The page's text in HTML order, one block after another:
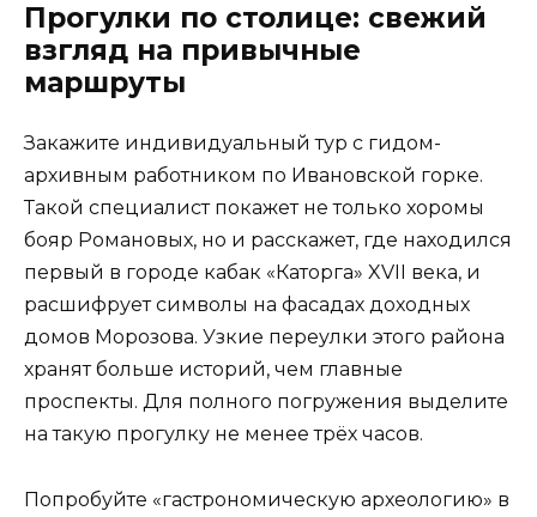
Прогулки по столице: свежий
взгляд на привычные
маршруты
Закажите индивидуальный тур с гидом-
архивным работником по Ивановской горке.
Такой специалист покажет не только хоромы
бояр Романовых, но и расскажет, где находился
первый в городе кабак «Каторга» XVII века, и
расшифрует символы на фасадах доходных
домов Морозова. Узкие переулки этого района
хранят больше историй, чем главные
проспекты. Для полного погружения выделите
на такую прогулку не менее трёх часов.
Попробуйте «гастрономическую археологию» в